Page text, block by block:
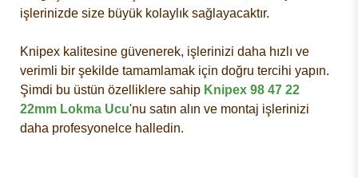
işlerinizde size büyük kolaylık sağlayacaktır.
Knipex kalitesine güvenerek, işlerinizi daha hızlı ve
verimli bir şekilde tamamlamak için doğru tercihi yapın.
Şimdi bu üstün özelliklere sahip Knipex 98 47 22
22mm Lokma Ucu'nu satın alın ve montaj işlerinizi
daha profesyonelce halledin.